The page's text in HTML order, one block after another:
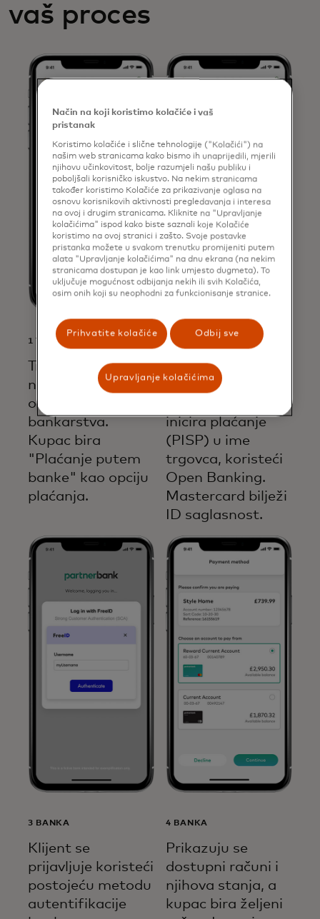
vaš proces
1 TRGOVAC
Trgovac integriše
naplatu putem
otvorenog
bankarstva.
Kupac bira
"Plaćanje putem
banke" kao opciju
plaćanja.
2 TRGOVAC
Kupac bira svoju
banku i daje
inicira plaćanje
(PISP) u ime
trgovca, koristeći
Open Banking.
Mastercard bilježi
ID saglasnost.
3 BANKA
Klijent se
prijavljuje koristeći
postojeću metodu
autentifikacije
4 BANKA
Prikazuju se
dostupni računi i
njihova stanja, a
kupac bira željeni
Način na koji koristimo kolačiće i vaš
pristanak
Koristimo kolačiće i slične tehnologije ("Kolačići") na
našim web stranicama kako bismo ih unaprijedili, mjerili
njihovu učinkovitost, bolje razumjeli našu publiku i
poboljšali korisničko iskustvo. Na nekim stranicama
također koristimo Kolačiće za prikazivanje oglasa na
osnovu korisnikovih aktivnosti pregledavanja i interesa
na ovoj i drugim stranicama. Kliknite na "Upravljanje
kolačićima" ispod kako biste saznali koje Kolačiće
koristimo na ovoj stranici i zašto. Svoje postavke
pristanka možete u svakom trenutku promijeniti putem
alata "Upravljanje kolačićima" na dnu ekrana (na nekim
stranicama dostupan je kao link umjesto dugmeta). To
uključuje mogućnost odbijanja nekih ili svih Kolačića,
osim onih koji su neophodni za funkcionisanje stranice.
Prihvatite kolačiće Odbij sve
Upravljanje kolačićima